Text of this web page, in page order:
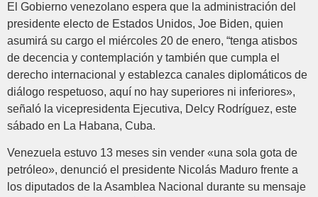
El Gobierno venezolano espera que la administración del
presidente electo de Estados Unidos, Joe Biden, quien
asumirá su cargo el miércoles 20 de enero, “tenga atisbos
de decencia y contemplación y también que cumpla el
derecho internacional y establezca canales diplomáticos de
diálogo respetuoso, aquí no hay superiores ni inferiores»,
señaló la vicepresidenta Ejecutiva, Delcy Rodríguez, este
sábado en La Habana, Cuba.
Venezuela estuvo 13 meses sin vender «una sola gota de
petróleo», denunció el presidente Nicolás Maduro frente a
los diputados de la Asamblea Nacional durante su mensaje